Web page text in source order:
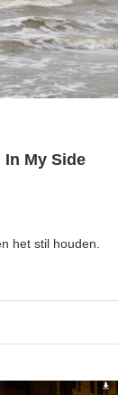
In My Side
het stil houden.